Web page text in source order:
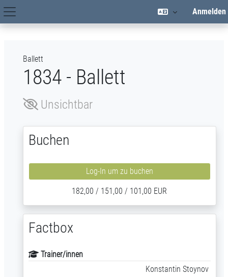
Zum Hauptinhalt
Hauptnavigation
Anmelden
Ballett
1834 - Ballett
Unsichtbar
Buchen
Log-In um zu buchen
182,00 / 151,00 / 101,00 EUR
Factbox
Trainer/innen
Konstantin Stoynov